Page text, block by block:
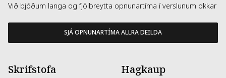
Við bjóðum langa og fjölbreytta opnunartíma í verslunum okkar
SJÁ OPNUNARTÍMA ALLRA DEILDA
Skrifstofa Hagkaup